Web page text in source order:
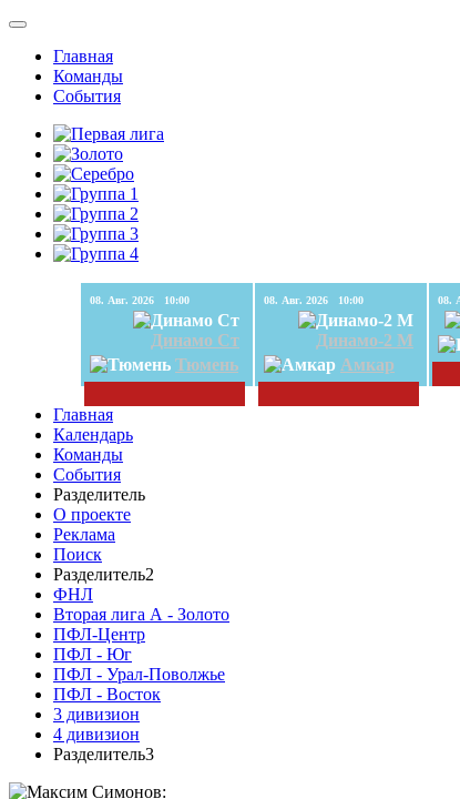
Главная
Команды
События
08. Авг. 2026 10:00
Динамо Ст
Тюмень
08. Авг. 2026 10:00
Динамо-2 М
Амкар
Главная
Календарь
Команды
События
Разделитель
О проекте
Реклама
Поиск
Разделитель2
ФНЛ
Вторая лига А - Золото
ПФЛ-Центр
ПФЛ - Юг
ПФЛ - Урал-Поволжье
ПФЛ - Восток
3 дивизион
4 дивизион
Разделитель3